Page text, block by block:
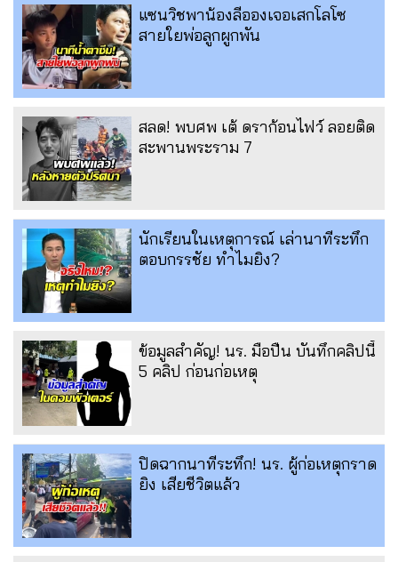
แซนวิชพาน้องลีอองเจอเสกโลโซ
สายใยพ่อลูกผูกพัน
สลด! พบศพ เต้ ดราก้อนไฟว์ ลอยติด
สะพานพระราม 7
นักเรียนในเหตุการณ์ เล่านาทีระทึก
ตอบกรรชัย ทำไมยิง?
ข้อมูลสำคัญ! นร. มือปืน บันทึกคลิปนี้
5 คลิป ก่อนก่อเหตุ
ปิดฉากนาทีระทึก! นร. ผู้ก่อเหตุกราด
ยิง เสียชีวิตแล้ว